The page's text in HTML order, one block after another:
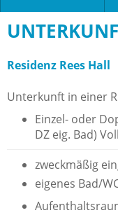
Residenz Rees Hall
Unterkunft in einer
Einzel- oder
DZ eig. Bad)
zweckmäßig
eigenes Bad/